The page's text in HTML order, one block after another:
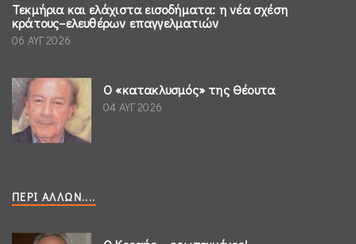
Τεκμήρια και ελάχιστα εισοδήματα: η νέα σχέση
κράτους–ελευθέρων επαγγελματιών
06 ΑΥΓ 2026
Ο «κατακλυσμός» της Θέουτα
04 ΑΥΓ 2026
ΠΕΡΊ ΆΛΛΩΝ....